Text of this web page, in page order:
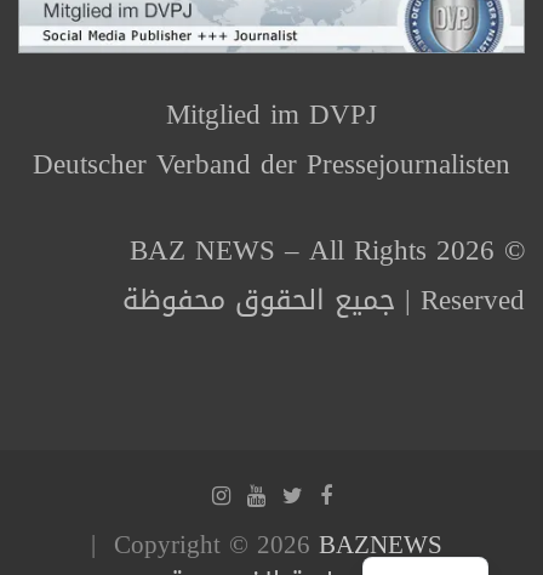
Mitglied im DVPJ
Deutscher Verband der Pressejournalisten
© 2026 BAZ NEWS – All Rights
Reserved | جميع الحقوق محفوظة
Copyright © 2026 BAZNEWS